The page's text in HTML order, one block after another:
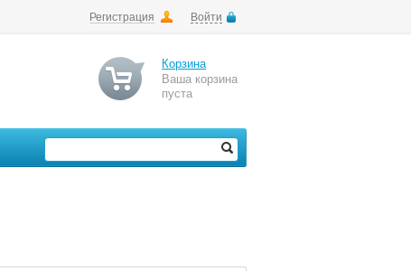
Регистрация Войти
Корзина
Ваша корзина
пуста